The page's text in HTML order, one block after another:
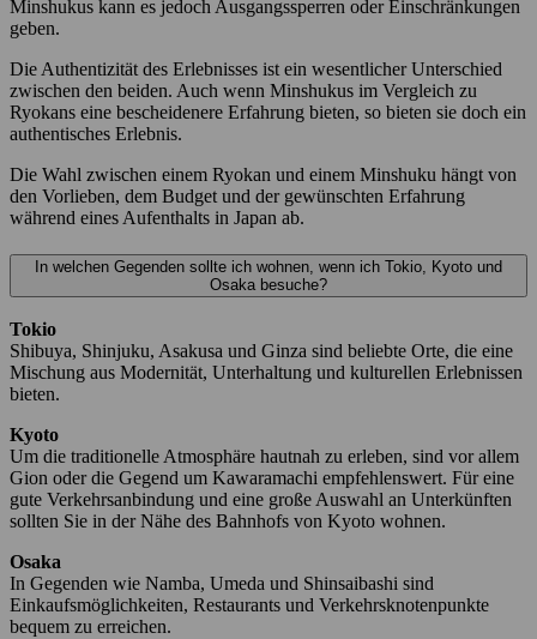
Minshukus kann es jedoch Ausgangssperren oder Einschränkungen
geben.
Die Authentizität des Erlebnisses ist ein wesentlicher Unterschied
zwischen den beiden. Auch wenn Minshukus im Vergleich zu
Ryokans eine bescheidenere Erfahrung bieten, so bieten sie doch ein
authentisches Erlebnis.
Die Wahl zwischen einem Ryokan und einem Minshuku hängt von
den Vorlieben, dem Budget und der gewünschten Erfahrung
während eines Aufenthalts in Japan ab.
In welchen Gegenden sollte ich wohnen, wenn ich Tokio, Kyoto und
Osaka besuche?
Tokio
Shibuya, Shinjuku, Asakusa und Ginza sind beliebte Orte, die eine
Mischung aus Modernität, Unterhaltung und kulturellen Erlebnissen
bieten.
Kyoto
Um die traditionelle Atmosphäre hautnah zu erleben, sind vor allem
Gion oder die Gegend um Kawaramachi empfehlenswert. Für eine
gute Verkehrsanbindung und eine große Auswahl an Unterkünften
sollten Sie in der Nähe des Bahnhofs von Kyoto wohnen.
Osaka
In Gegenden wie Namba, Umeda und Shinsaibashi sind
Einkaufsmöglichkeiten, Restaurants und Verkehrsknotenpunkte
bequem zu erreichen.